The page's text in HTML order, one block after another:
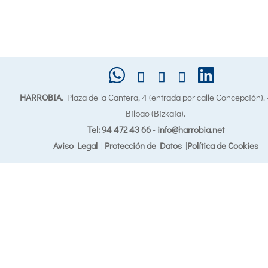
HARROBIA. Plaza de la Cantera, 4 (entrada por calle
Bilbao (Bizkaia).
Tel: 94 472 43 66- info@harrobia.net
Aviso Legal| Protección de Datos|Política de Cookies